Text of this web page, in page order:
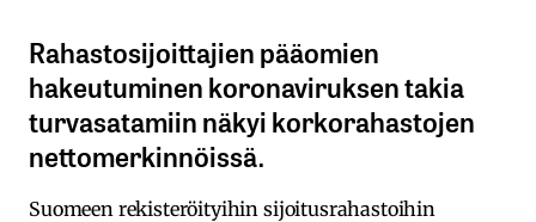
Rahastosijoittajien pääomien
hakeutuminen koronaviruksen takia
turvasatamiin näkyi korkorahastojen
nettomerkinnöissä. ​
Suomeen rekisteröityihin sijoitusrahastoihin